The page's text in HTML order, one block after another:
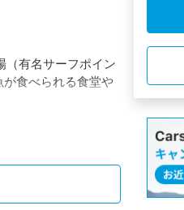
（有名サーフポイン
が食べられる食堂や
料）・フリーWi-Fi